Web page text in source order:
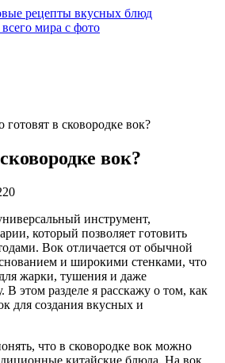
готовят в сковородке вок?
вок?
инструмент,
который позволяет готовить
Вок отличается от обычной
и широкими стенками, что
жарки, тушения и даже
В этом разделе я расскажу о том, как
для создания вкусных и
что в сковородке вок можно
китайские блюда. На вок